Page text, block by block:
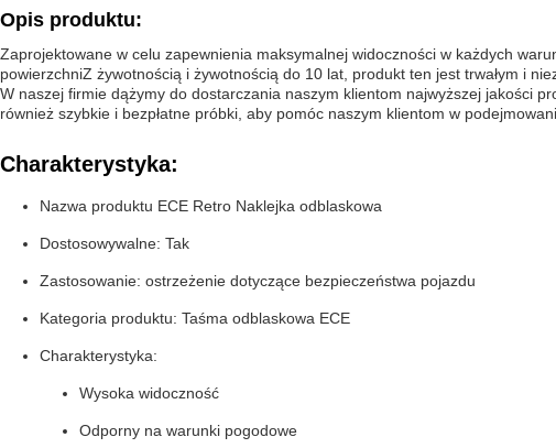
Opis produktu:
Zaprojektowane w celu zapewnienia maksymalnej widoczności w każdych
powierzchniZ żywotnością i żywotnością do 10 lat, produkt ten jest trwałym i
W naszej firmie dążymy do dostarczania naszym klientom najwyższej jakości
również szybkie i bezpłatne próbki, aby pomóc naszym klientom w
Charakterystyka:
Nazwa produktu ECE Retro Naklejka odblaskowa
Dostosowywalne: Tak
Zastosowanie: ostrzeżenie dotyczące bezpieczeństwa pojazdu
Kategoria produktu: Taśma odblaskowa ECE
Charakterystyka:
Wysoka widoczność
Odporny na warunki pogodowe